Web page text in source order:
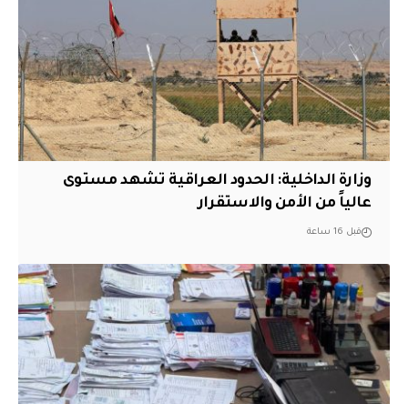
وزارة الداخلية: الحدود العراقية تشهد مستوى
عالياً من الأمن والاستقرار
قبل 16 ساعة